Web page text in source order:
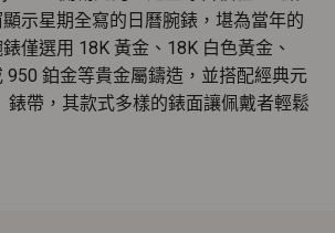
示星期全寫的日曆腕錶，堪為當年的
僅選用 18K 黃金、18K 白色黃金、
950 鉑金等貴金屬鑄造，並搭配經典元
錶帶，其款式多樣的錶面讓佩戴者輕鬆